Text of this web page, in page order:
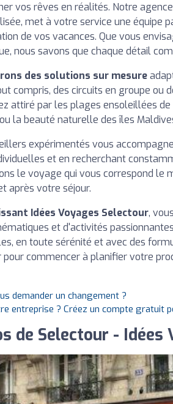
vos rêves en réalités. Notre
met à votre service une équipe
de vos vacances. Que vous
nous savons que chaque détail
des solutions sur mesure
compris, des circuits en groupe ou
attiré par les plages ensoleillées
la beauté naturelle des îles
expérimentés vous
et en recherchant
le voyage qui vous correspond le
après votre séjour.
Idées Voyages Selectour,
et d'activités
en toute sérénité et avec des
commencer à planifier votre
demander un changement ?
entreprise ? Créez un compte gratuit
de Selectour - Idées